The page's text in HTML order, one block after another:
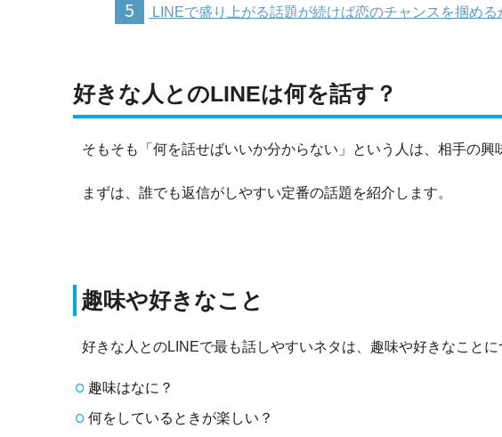
5 LINEで盛り上がる話題が続けば恋のチャンスを掴める
好きな人とのLINEは何を話す？
そもそも「何を話せばいいか分からない」という人は、相手の興
まずは、誰でも返信がしやすい定番の話題を紹介します。
趣味や好きなこと
好きな人とのLINEで最も話しやすいネタは、趣味や好きなことに
趣味はなに？
何をしているときが楽しい？